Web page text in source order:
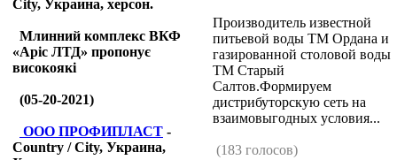
City, Украина, херсон.
Млинний комплекс ВКФ
«Аріс ЛТД» пропонує
високоякі
(05-20-2021)
ООО ПРОФИПЛАСТ -
Country / City, Украина,
Производитель известной
питьевой воды ТМ Ордана и
газированной столовой воды
ТМ Старый
Салтов.Формируем
дистрибуторскую сеть на
взаимовыгодных условия...
(183 голосов)